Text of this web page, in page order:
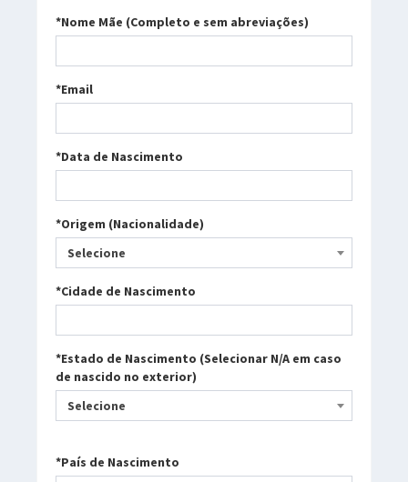
*Nome Mãe (Completo e sem abreviações)
*Email
*Data de Nascimento
*Origem (Nacionalidade)
Selecione
*Cidade de Nascimento
*Estado de Nascimento (Selecionar N/A em caso
de nascido no exterior)
Selecione
*País de Nascimento